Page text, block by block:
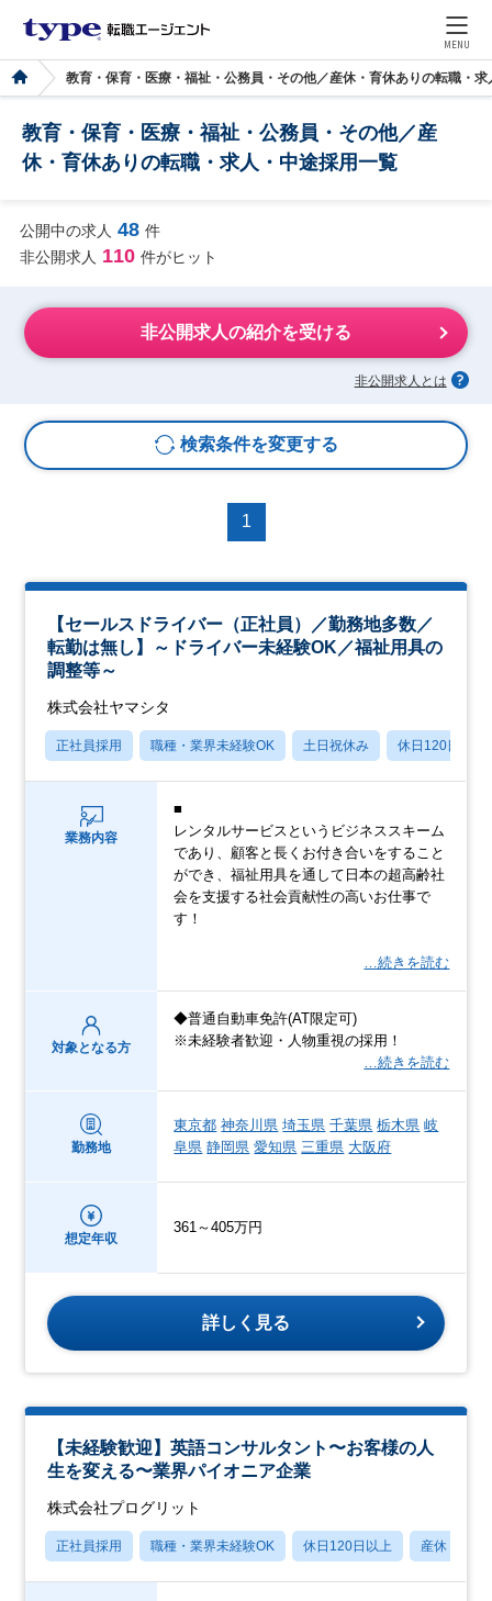
MENU
教育・保育・医療・福祉・公務員・その他／産休・育休ありの転職・求
教育・保育・医療・福祉・公務員・その他／産
休・育休ありの転職・求人・中途採用一覧
公開中の求人 48 件
非公開求人 110 件がヒット
非公開求人の紹介を受ける
非公開求人とは
検索条件を変更する
1
【セールスドライバー（正社員）／勤務地多数／
転勤は無し】～ドライバー未経験OK／福祉用具の
調整等～
株式会社ヤマシタ
正社員採用 職種・業界未経験OK 土日祝休み 休日120日以上
業務内容
■
レンタルサービスというビジネススキーム
であり、顧客と長くお付き合いをすること
ができ、福祉用具を通して日本の超高齢社
会を支援する社会貢献性の高いお仕事で
す！
…続きを読む
対象となる方
◆普通自動車免許(AT限定可)
※未経験者歓迎・人物重視の採用！
…続きを読む
勤務地
東京都 神奈川県 埼玉県 千葉県 栃木県 岐
阜県 静岡県 愛知県 三重県 大阪府
想定年収
361～405万円
詳しく見る
【未経験歓迎】英語コンサルタント〜お客様の人
生を変える〜業界パイオニア企業
株式会社プログリット
正社員採用 職種・業界未経験OK 休日120日以上 産休・育休